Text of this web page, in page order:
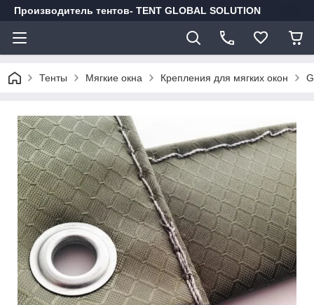
Производитель тентов- TENT GLOBAL SOLUTION
Тенты Мягкие окна Крепления для мягких окон